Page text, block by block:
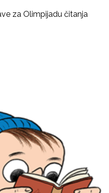
za Olimpijadu čitanja